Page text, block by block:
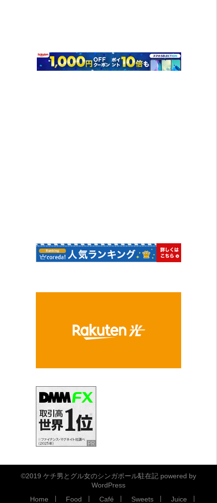
©2019 ケチ男とグル女のシンガポール駐在記powered by
WordPress
Home
Food Café Sweets Juice